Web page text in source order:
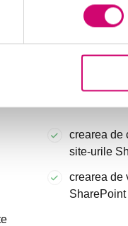
ștergerea
afișarea și
sau
crearea de
site-urile
crearea de